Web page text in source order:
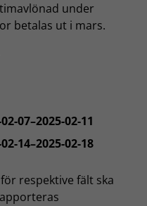
under
betalas ut i mars.
07–2025-02-11
14–2025-02-18
respektive fält ska